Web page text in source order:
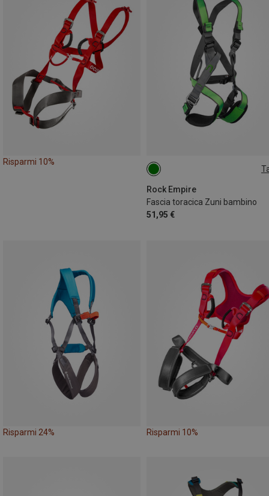
Risparmi 10%
Rock Empire
Fascia toracica Zuni bambino
51,95 €
ONE SIZE
Risparmi 24% Risparmi 10%